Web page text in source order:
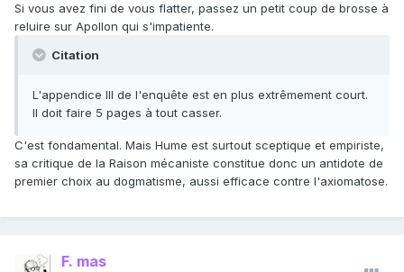
Si vous avez fini de vous flatter, passez un petit coup de brosse à
reluire sur Apollon qui s'impatiente.
Citation
L'appendice III de l'enquête est en plus extrêmement court.
Il doit faire 5 pages à tout casser.
C'est fondamental. Mais Hume est surtout sceptique et empiriste,
sa critique de la Raison mécaniste constitue donc un antidote de
premier choix au dogmatisme, aussi efficace contre l'axiomatose.
F. mas